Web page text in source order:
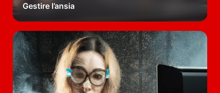
Gestire l’ansia